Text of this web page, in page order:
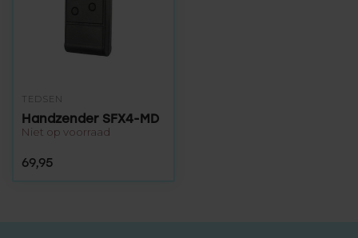
TEDSEN
Handzender SFX4-MD
Niet op voorraad
69,95